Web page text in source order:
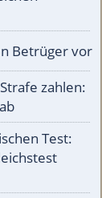
Betrüger vor
zahlen:
Test: